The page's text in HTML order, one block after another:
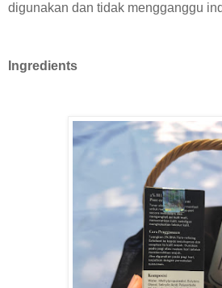
digunakan dan tidak mengganggu
Ingredients